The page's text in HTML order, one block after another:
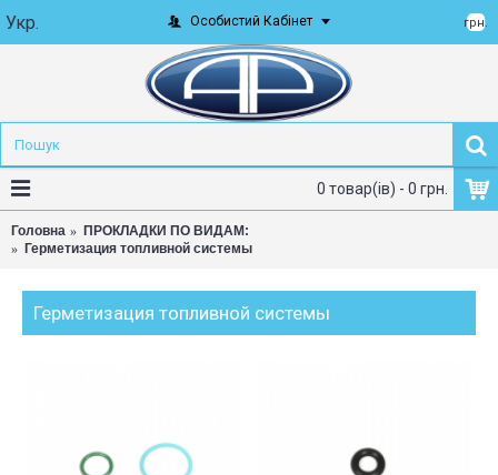
Укр. грн.
Особистий Кабінет
0 товар(ів) - 0 грн.
Головна
ПРОКЛАДКИ ПО ВИДАМ:
Герметизация топливной системы
Герметизация топливной системы